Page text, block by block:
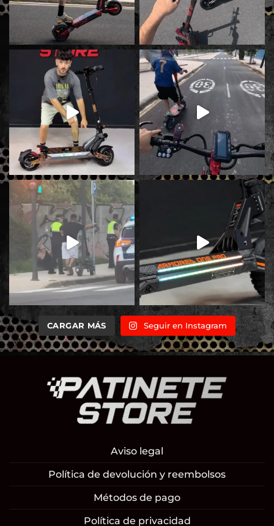
CARGAR MÁS Seguir en Instagram
Aviso legal
Política de devolución y reembolsos
Métodos de pago
Política de privacidad